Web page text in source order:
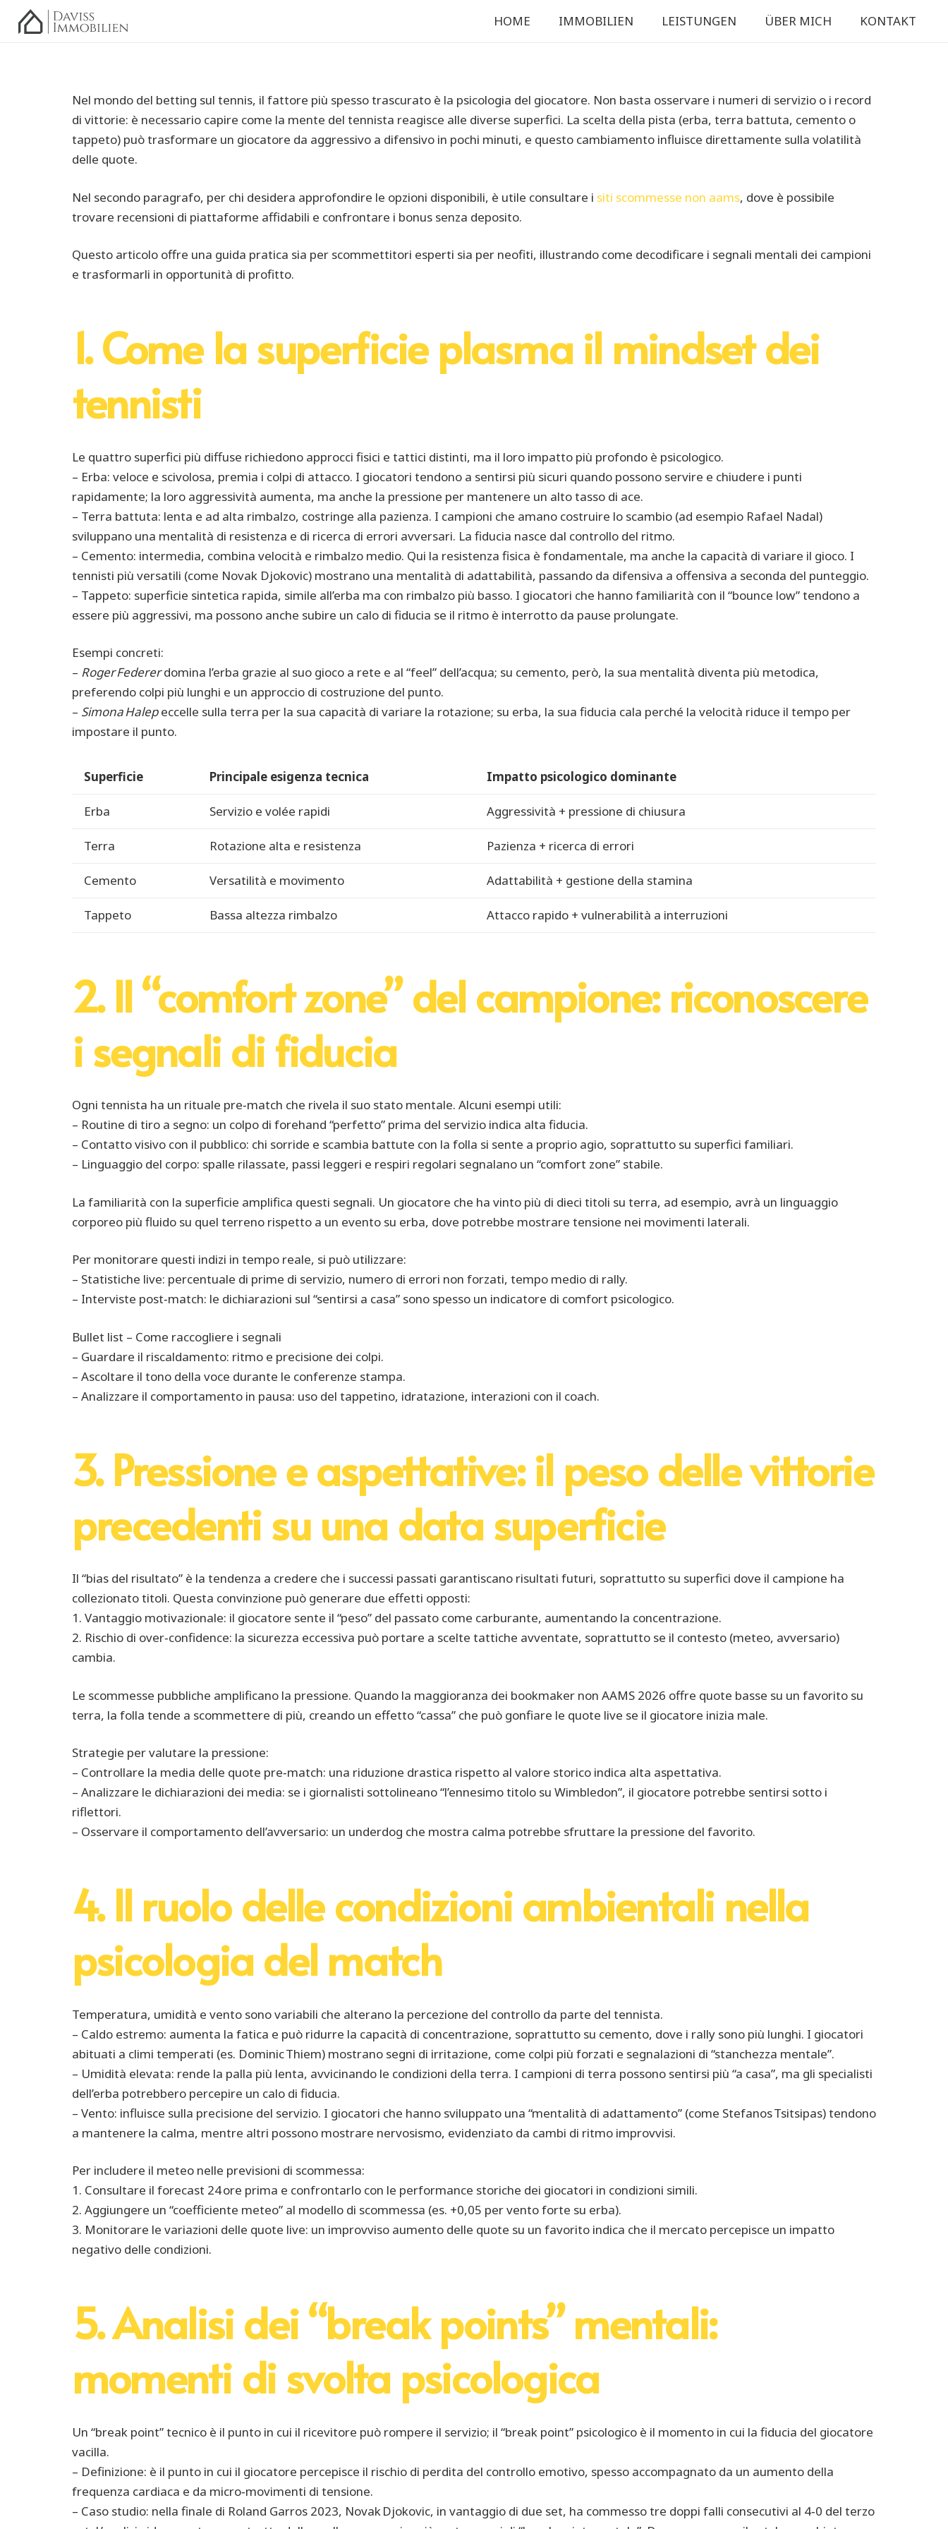
HOME IMMOBILIEN LEISTUNGEN ÜBER MICH KONTAKT
Nel mondo del betting sul tennis, il fattore più spesso trascurato è la psicologia del giocatore. Non basta osservare i numeri di servizio o i record
di vittorie: è necessario capire come la mente del tennista reagisce alle diverse superfici. La scelta della pista (erba, terra battuta, cemento o
tappeto) può trasformare un giocatore da aggressivo a difensivo in pochi minuti, e questo cambiamento influisce direttamente sulla volatilità
delle quote.
Nel secondo paragrafo, per chi desidera approfondire le opzioni disponibili, è utile consultare i siti scommesse non aams, dove è possibile
trovare recensioni di piattaforme affidabili e confrontare i bonus senza deposito.
Questo articolo offre una guida pratica sia per scommettitori esperti sia per neofiti, illustrando come decodificare i segnali mentali dei campioni
e trasformarli in opportunità di profitto.
1. Come la superficie plasma il mindset dei
tennisti
Le quattro superfici più diffuse richiedono approcci fisici e tattici distinti, ma il loro impatto più profondo è psicologico.
– Erba: veloce e scivolosa, premia i colpi di attacco. I giocatori tendono a sentirsi più sicuri quando possono servire e chiudere i punti
rapidamente; la loro aggressività aumenta, ma anche la pressione per mantenere un alto tasso di ace.
– Terra battuta: lenta e ad alta rimbalzo, costringe alla pazienza. I campioni che amano costruire lo scambio (ad esempio Rafael Nadal)
sviluppano una mentalità di resistenza e di ricerca di errori avversari. La fiducia nasce dal controllo del ritmo.
– Cemento: intermedia, combina velocità e rimbalzo medio. Qui la resistenza fisica è fondamentale, ma anche la capacità di variare il gioco. I
tennisti più versatili (come Novak Djokovic) mostrano una mentalità di adattabilità, passando da difensiva a offensiva a seconda del punteggio.
– Tappeto: superficie sintetica rapida, simile all’erba ma con rimbalzo più basso. I giocatori che hanno familiarità con il “bounce low” tendono a
essere più aggressivi, ma possono anche subire un calo di fiducia se il ritmo è interrotto da pause prolungate.
Esempi concreti:
– Roger Federerdomina l’erba grazie al suo gioco a rete e al “feel” dell’acqua; su cemento, però, la sua mentalità diventa più metodica,
preferendo colpi più lunghi e un approccio di costruzione del punto.
– Simona Halepeccelle sulla terra per la sua capacità di variare la rotazione; su erba, la sua fiducia cala perché la velocità riduce il tempo per
impostare il punto.
Superficie Principale esigenza tecnica Impatto psicologico dominante
Erba Servizio e volée rapidi Aggressività + pressione di chiusura
Terra Rotazione alta e resistenza Pazienza + ricerca di errori
Cemento Versatilità e movimento Adattabilità + gestione della stamina
Tappeto Bassa altezza rimbalzo Attacco rapido + vulnerabilità a interruzioni
2. Il “comfort zone” del campione: riconoscere
i segnali di fiducia
Ogni tennista ha un rituale pre‑match che rivela il suo stato mentale. Alcuni esempi utili:
– Routine di tiro a segno: un colpo di forehand “perfetto” prima del servizio indica alta fiducia.
– Contatto visivo con il pubblico: chi sorride e scambia battute con la folla si sente a proprio agio, soprattutto su superfici familiari.
– Linguaggio del corpo: spalle rilassate, passi leggeri e respiri regolari segnalano un “comfort zone” stabile.
La familiarità con la superficie amplifica questi segnali. Un giocatore che ha vinto più di dieci titoli su terra, ad esempio, avrà un linguaggio
corporeo più fluido su quel terreno rispetto a un evento su erba, dove potrebbe mostrare tensione nei movimenti laterali.
Per monitorare questi indizi in tempo reale, si può utilizzare:
– Statistiche live: percentuale di prime di servizio, numero di errori non forzati, tempo medio di rally.
– Interviste post‑match: le dichiarazioni sul “sentirsi a casa” sono spesso un indicatore di comfort psicologico.
Bullet list – Come raccogliere i segnali
– Guardare il riscaldamento: ritmo e precisione dei colpi.
– Ascoltare il tono della voce durante le conferenze stampa.
– Analizzare il comportamento in pausa: uso del tappetino, idratazione, interazioni con il coach.
3. Pressione e aspettative: il peso delle vittorie
precedenti su una data superficie
Il “bias del risultato” è la tendenza a credere che i successi passati garantiscano risultati futuri, soprattutto su superfici dove il campione ha
collezionato titoli. Questa convinzione può generare due effetti opposti:
1. Vantaggio motivazionale: il giocatore sente il “peso” del passato come carburante, aumentando la concentrazione.
2. Rischio di over‑confidence: la sicurezza eccessiva può portare a scelte tattiche avventate, soprattutto se il contesto (meteo, avversario)
cambia.
Le scommesse pubbliche amplificano la pressione. Quando la maggioranza dei bookmaker non AAMS 2026 offre quote basse su un favorito su
terra, la folla tende a scommettere di più, creando un effetto “cassa” che può gonfiare le quote live se il giocatore inizia male.
Strategie per valutare la pressione:
– Controllare la media delle quote pre‑match: una riduzione drastica rispetto al valore storico indica alta aspettativa.
– Analizzare le dichiarazioni dei media: se i giornalisti sottolineano “l’ennesimo titolo su Wimbledon”, il giocatore potrebbe sentirsi sotto i
riflettori.
– Osservare il comportamento dell’avversario: un underdog che mostra calma potrebbe sfruttare la pressione del favorito.
4. Il ruolo delle condizioni ambientali nella
psicologia del match
Temperatura, umidità e vento sono variabili che alterano la percezione del controllo da parte del tennista.
– Caldo estremo: aumenta la fatica e può ridurre la capacità di concentrazione, soprattutto su cemento, dove i rally sono più lunghi. I giocatori
abituati a climi temperati (es. Dominic Thiem) mostrano segni di irritazione, come colpi più forzati e segnalazioni di “stanchezza mentale”.
– Umidità elevata: rende la palla più lenta, avvicinando le condizioni della terra. I campioni di terra possono sentirsi più “a casa”, ma gli specialisti
dell’erba potrebbero percepire un calo di fiducia.
– Vento: influisce sulla precisione del servizio. I giocatori che hanno sviluppato una “mentalità di adattamento” (come Stefanos Tsitsipas) tendono
a mantenere la calma, mentre altri possono mostrare nervosismo, evidenziato da cambi di ritmo improvvisi.
Per includere il meteo nelle previsioni di scommessa:
1. Consultare il forecast 24 ore prima e confrontarlo con le performance storiche dei giocatori in condizioni simili.
2. Aggiungere un “coefficiente meteo” al modello di scommessa (es. +0,05 per vento forte su erba).
3. Monitorare le variazioni delle quote live: un improvviso aumento delle quote su un favorito indica che il mercato percepisce un impatto
negativo delle condizioni.
5. Analisi dei “break points” mentali:
momenti di svolta psicologica
Un “break point” tecnico è il punto in cui il ricevitore può rompere il servizio; il “break point” psicologico è il momento in cui la fiducia del giocatore
vacilla.
– Definizione: è il punto in cui il giocatore percepisce il rischio di perdita del controllo emotivo, spesso accompagnato da un aumento della
frequenza cardiaca e da micro‑movimenti di tensione.
– Caso studio: nella finale di Roland Garros 2023, Novak Djokovic, in vantaggio di due set, ha commesso tre doppi falli consecutivi al 4‑0 del terzo